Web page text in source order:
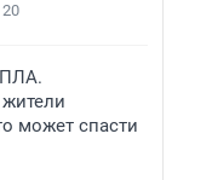
20
может спасти